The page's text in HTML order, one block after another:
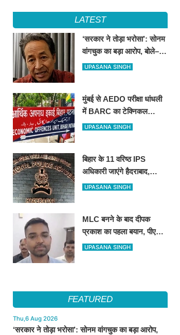
LATEST
‘सरकार ने तोड़ा भरोसा’: सोनम
वांगचुक का बड़ा आरोप, बोले–
आधी रात का समझौता कुछ
UPASANA SINGH
मुंबई से AEDO परीक्षा धांधली
में BARC का टेक्निकल
असिस्टेंट गिरफ्तार, पटना ला
UPASANA SINGH
बिहार के 11 वरिष्ठ IPS
अधिकारी जाएंगे हैदराबाद,
आधुनिक पुलिसिंग और नेतृत्व
UPASANA SINGH
MLC बनने के बाद दीपक
प्रकाश का पहला बयान, पीएम
मोदी से लेकर उपेंद्र कुशवाहा
UPASANA SINGH
FEATURED
Thu,6 Aug 2026
‘सरकार ने तोड़ा भरोसा’: सोनम वांगचुक का बड़ा आरोप,